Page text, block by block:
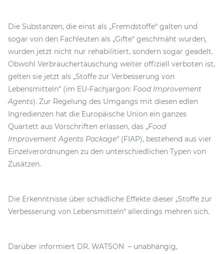
Die Substanzen, die einst als „Fremdstoffe“ galten und
sogar von den Fachleuten als „Gifte“ geschmäht wurden,
wurden jetzt nicht nur rehabilitiert, sondern sogar geadelt.
Obwohl Verbrauchertäuschung weiter offiziell verboten ist,
gelten sie jetzt als „Stoffe zur Verbesserung von
Lebensmitteln“ (im EU-Fachjargon: Food Improvement
Agents). Zur Regelung des Umgangs mit diesen edlen
Ingredienzen hat die Europäische Union ein ganzes
Quartett aus Vorschriften erlassen, das „Food
Improvement Agents Package“ (FIAP), bestehend aus vier
Einzelverordnungen zu den unterschiedlichen Typen von
Zusätzen.
Die Erkenntnisse über schädliche Effekte dieser „Stoffe zur
Verbesserung von Lebensmitteln“ allerdings mehren sich.
Darüber informiert DR. WATSON – unabhängig,